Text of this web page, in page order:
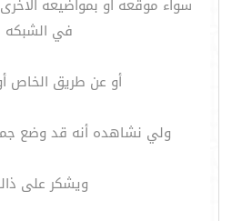
سواء موقعه أو بمواضيعه الاخرى
في الشبكه
أو عن طريق الخاص
ولي نشاهده أنه قد وضع
ويشكر على